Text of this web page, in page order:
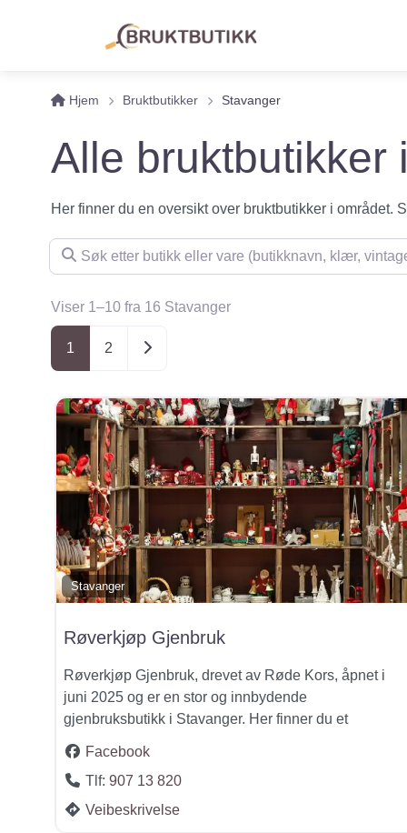
Hjem Bruktbutikker Stavanger
Alle bruktbutikker
Her finner du en oversikt over bruktbutikker i
Søk etter butikk eller vare (butikknavn, klær, vintage,
Viser 1–10 fra 16 Stavanger
Posts navigation
1 2 Older posts
Stavanger
Røverkjøp Gjenbruk
Røverkjøp Gjenbruk, drevet av Røde Kors, åpnet i
juni 2025 og er en stor og innbydende
gjenbruksbutikk i Stavanger. Her finner du et
Facebook
Tlf: 907 13 820
Veibeskrivelse